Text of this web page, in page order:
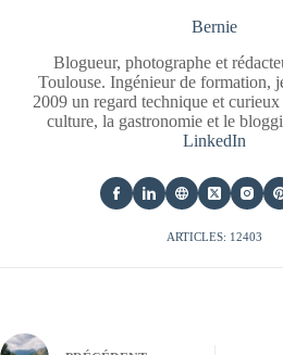
Bernie
Blogueur, photographe et
Toulouse. Ingénieur de formation,
2009 un regard technique et
culture, la gastronomie et le
LinkedIn
ARTICLES: 12403